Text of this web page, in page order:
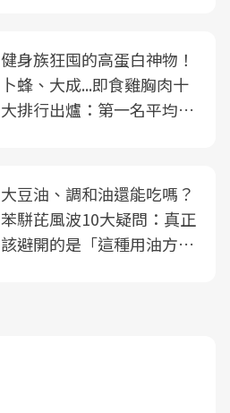
健身族狂囤的高蛋白神物！
卜蜂、大成...即食雞胸肉十
大排行出爐：第一名平均一
大豆油、調和油還能吃嗎？
苯駢芘風波10大疑問：真正
該避開的是「這種用油方